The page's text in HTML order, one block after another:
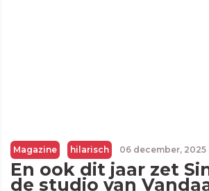
Magazine hilarisch 06 december, 2025
En ook dit jaar zet
de studio van